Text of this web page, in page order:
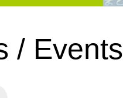
/ Events